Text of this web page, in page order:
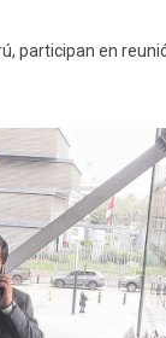
participan en